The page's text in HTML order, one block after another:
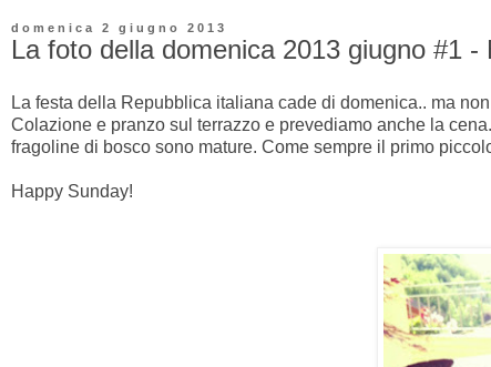
domenica 2 giugno 2013
La foto della domenica 2013 giugno #1 -
La festa della Repubblica italiana cade di domenica.. ma
Colazione e pranzo sul terrazzo e prevediamo anche la
fragoline di bosco sono mature. Come sempre il primo
Happy Sunday!